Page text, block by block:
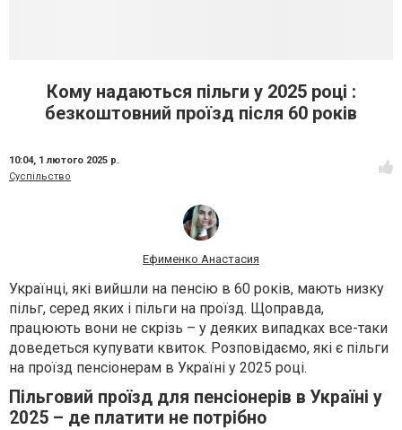
Кому надаються пільги у 2025 році :
безкоштовний проїзд після 60 років
10:04, 1 лютого 2025 р.
Суспільство
Ефименко Анастасия
Українці, які вийшли на пенсію в 60 років, мають низку
пільг, серед яких і пільги на проїзд. Щоправда,
працюють вони не скрізь – у деяких випадках все-таки
доведеться купувати квиток. Розповідаємо, які є пільги
на проїзд пенсіонерам в Україні у 2025 році.
Пільговий проїзд для пенсіонерів в Україні у
2025 – де платити не потрібно